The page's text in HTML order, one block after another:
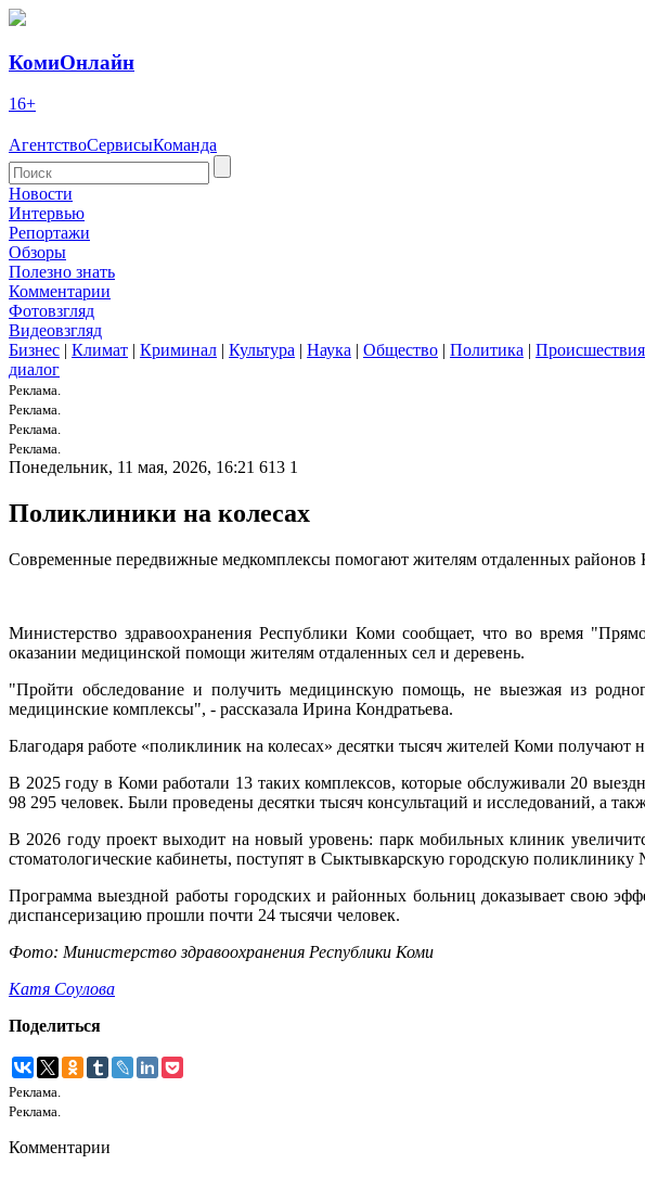
КомиОнлайн
16+
АгентствоСервисыКоманда
Новости
Интервью
Репортажи
Обзоры
Полезно знать
Комментарии
Фотовзгляд
Видеовзгляд
Бизнес | Климат | Криминал | Культура | Наука | Общество | Политика | Происшествия
диалог
Реклама.
Реклама.
Реклама.
Реклама.
Понедельник, 11 мая, 2026, 16:21 613 1
Поликлиники на колесах
Современные передвижные медкомплексы помогают жителям отдаленных районов
Министерство здравоохранения Республики Коми сообщает, что во время
оказании медицинской помощи жителям отдаленных сел и деревень.
"Пройти обследование и получить медицинскую помощь, не выезжая из
медицинские комплексы", - рассказала Ирина Кондратьева.
Благодаря работе «поликлиник на колесах» десятки тысяч жителей Коми
В 2025 году в Коми работали 13 таких комплексов, которые обслуживали 20
98 295 человек. Были проведены десятки тысяч консультаций и исследований, а
В 2026 году проект выходит на новый уровень: парк мобильных клиник
стоматологические кабинеты, поступят в Сыктывкарскую городскую
Программа выездной работы городских и районных больниц доказывает свою
диспансеризацию прошли почти 24 тысячи человек.
Фото: Министерство здравоохранения Республики Коми
Катя Соулова
Поделиться
Реклама.
Реклама.
Комментарии